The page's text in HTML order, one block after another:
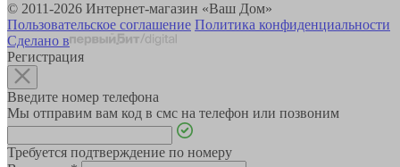
© 2011-2026 Интернет-магазин «Ваш Дом»
Пользовательское соглашение Политика конфиденциальности
Сделано в
Регистрация
Введите номер телефона
Мы отправим вам код в смс на телефон или позвоним
Требуется подтверждение по номеру